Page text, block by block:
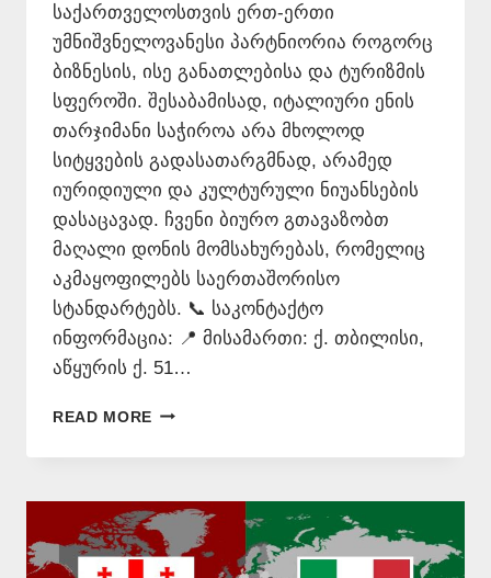
საქართველოსთვის ერთ-ერთი
უმნიშვნელოვანესი პარტნიორია როგორც
ბიზნესის, ისე განათლებისა და ტურიზმის
სფეროში. შესაბამისად, იტალიური ენის
თარჯიმანი საჭიროა არა მხოლოდ
სიტყვების გადასათარგმნად, არამედ
იურიდიული და კულტურული ნიუანსების
დასაცავად. ჩვენი ბიურო გთავაზობთ
მაღალი დონის მომსახურებას, რომელიც
აკმაყოფილებს საერთაშორისო
სტანდარტებს. 📞 საკონტაქტო
ინფორმაცია: 📍 მისამართი: ქ. თბილისი,
აწყურის ქ. 51…
READ MORE ᲘᲢᲐᲚᲘᲣᲠᲘ
ᲗᲐᲠᲯᲘᲛᲐᲜᲘ
577
546
577